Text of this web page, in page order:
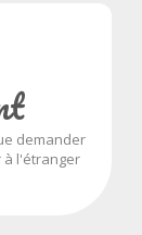
demander
à l'étranger